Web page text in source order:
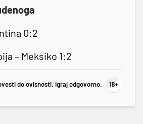
0:2
– Meksiko 1:2
do ovisnosti. Igraj odgovorno.